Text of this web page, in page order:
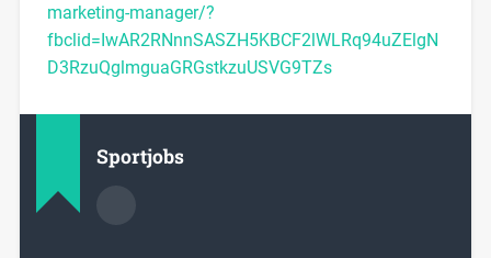
marketing-manager/?
fbclid=IwAR2RNnnSASZH5KBCF2lWLRq94uZElgN
D3RzuQglmguaGRGstkzuUSVG9TZs
Sportjobs